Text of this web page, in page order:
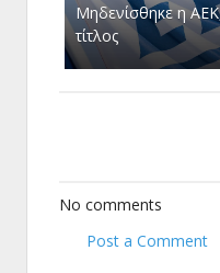
Μηδενίσθηκε η
τίτλος
No comments
Post a Comment